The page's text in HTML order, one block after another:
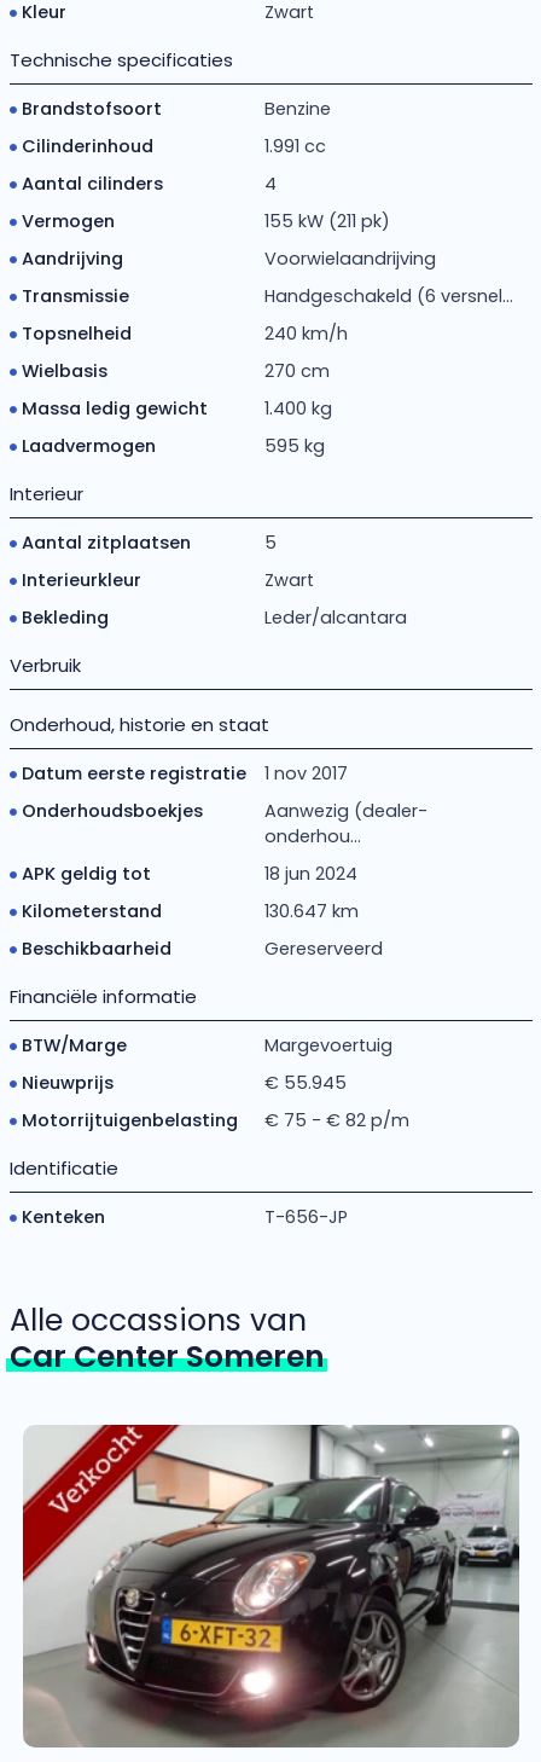
Kleur Zwart
Technische specificaties
Brandstofsoort
Benzine
Cilinderinhoud
1.991 cc
Aantal cilinders
4
Vermogen
155 kW (211 pk)
Aandrijving
Voorwielaandrijving
Transmissie
Handgeschakeld (6 versnel...
Topsnelheid
240 km/h
Wielbasis
270 cm
Massa ledig gewicht
1.400 kg
Laadvermogen
595 kg
Interieur
Aantal zitplaatsen
5
Interieurkleur
Zwart
Bekleding
Leder/alcantara
Verbruik
Onderhoud, historie en staat
Datum eerste registratie
1 nov 2017
Onderhoudsboekjes
Aanwezig (dealer-
onderhou...
APK geldig tot
18 jun 2024
Kilometerstand
130.647 km
Beschikbaarheid
Gereserveerd
Financiële informatie
BTW/Marge
Margevoertuig
Nieuwprijs
€ 55.945
Motorrijtuigenbelasting
€ 75 - € 82 p/m
Identificatie
Kenteken T-656-JP
Alle occassions van
Car Center Someren